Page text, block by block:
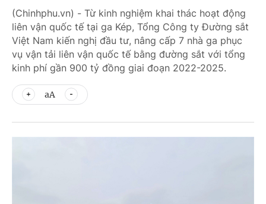
(Chinhphu.vn) - Từ kinh nghiệm khai thác hoạt động
liên vận quốc tế tại ga Kép, Tổng Công ty Đường sắt
Việt Nam kiến nghị đầu tư, nâng cấp 7 nhà ga phục
vụ vận tải liên vận quốc tế bằng đường sắt với tổng
kinh phí gần 900 tỷ đồng giai đoạn 2022-2025.
aA